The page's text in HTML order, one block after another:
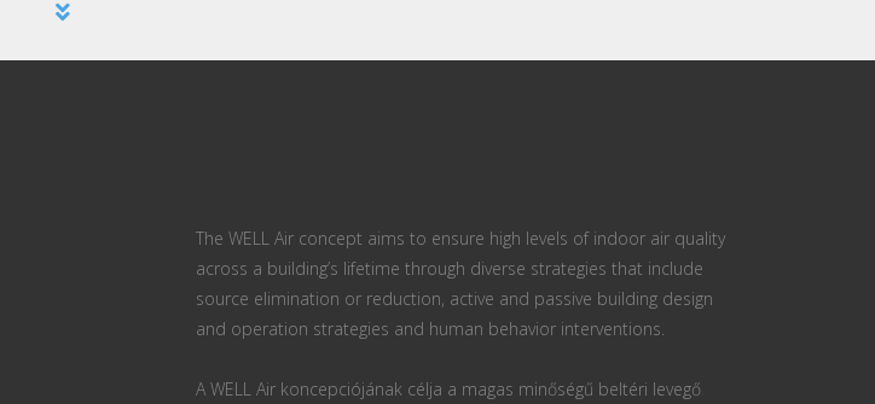
The WELL Air concept aims to ensure high levels of indoor air quality
across a building’s lifetime through diverse strategies that include
source elimination or reduction, active and passive building design
and operation strategies and human behavior interventions.
A WELL Air koncepciójának célja a magas minőségű beltéri levegő